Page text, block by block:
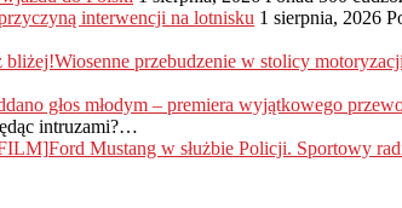
interwencji na lotnisku 1 sierpnia, 2026
Wiosenne przebudzenie w stolicy
intruzami?…
Ford Mustang w służbie Policji. Sportowy